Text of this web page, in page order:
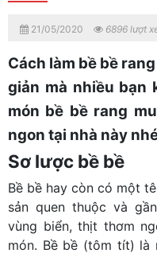
21/05/2020 6896 lượt
Cách làm bề bề
giản mà nhiều bạn
món bề bề rang
ngon tại nhà này
Sơ lược bề bề
Bề bề hay còn có một
sản quen thuộc và
vùng biển, thịt thơm
món. Bề bề (tôm tít)